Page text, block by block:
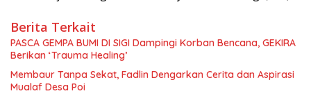
Berita Terkait
PASCA GEMPA BUMI DI SIGI Dampingi Korban Bencana, GEKIRA
Berikan ‘Trauma Healing’
Membaur Tanpa Sekat, Fadlin Dengarkan Cerita dan Aspirasi
Mualaf Desa Poi